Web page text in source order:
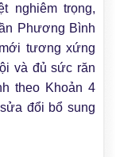
nghiêm trọng,
Phương Bình
tương xứng
và đủ sức răn
theo Khoản 4
đổi bổ sung